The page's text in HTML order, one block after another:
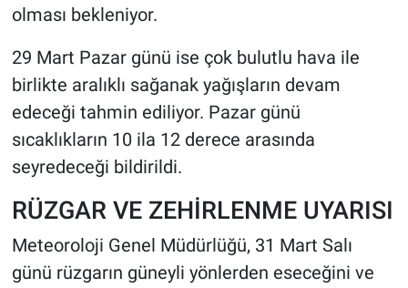
olması bekleniyor.
29 Mart Pazar günü ise çok bulutlu hava ile
birlikte aralıklı sağanak yağışların devam
edeceği tahmin ediliyor. Pazar günü
sıcaklıkların 10 ila 12 derece arasında
seyredeceği bildirildi.
RÜZGAR VE ZEHİRLENME UYARISI
Meteoroloji Genel Müdürlüğü, 31 Mart Salı
günü rüzgarın güneyli yönlerden eseceğini ve